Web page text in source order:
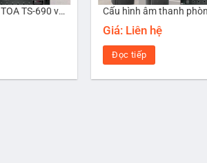
Bộ âm thanh phòng họp TOA TS-690 với 10 micro
Giá: Liên hệ
Đọc tiếp